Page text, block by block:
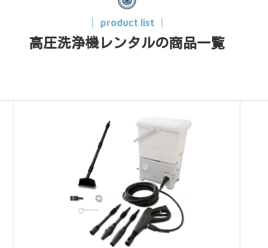
product list
高圧洗浄機レンタルの商品一覧